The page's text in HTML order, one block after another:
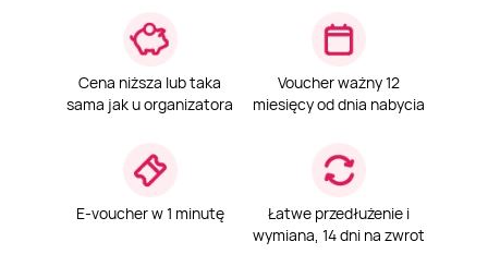
Masaż całego ciała
Masaż czekoladą
Masaż orientalny
Cena niższa lub taka
sama jak u organizatora
Voucher ważny 12
miesięcy od dnia nabycia
E-voucher w 1 minutę
Łatwe przedłużenie i
wymiana, 14 dni na zwrot